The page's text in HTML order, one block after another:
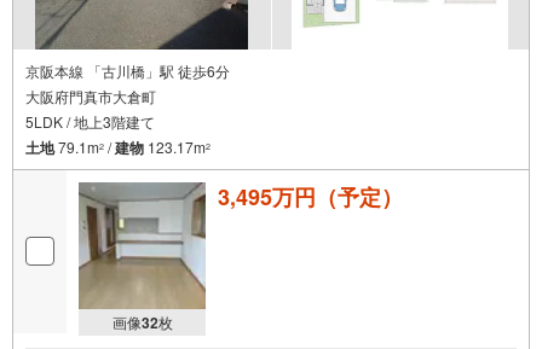
京阪本線 「古川橋」駅 徒歩6分
大阪府門真市大倉町
5LDK / 地上3階建て
土地79.1m2 /建物 123.17m2
画像32枚
3,495万円（予定）